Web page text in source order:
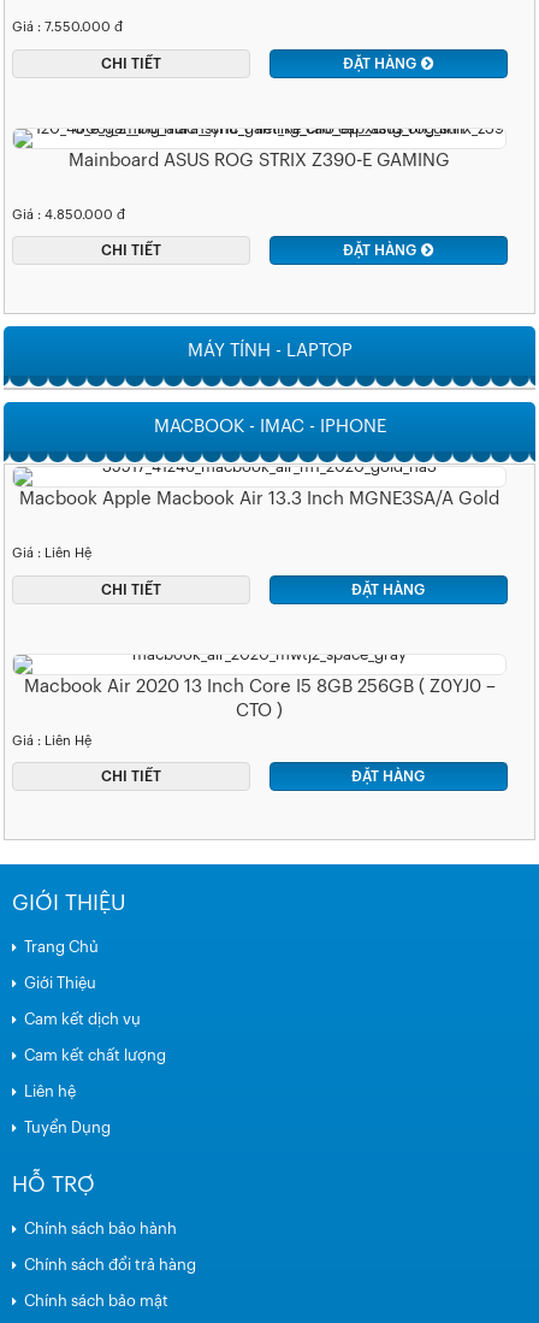
Giá : 7.550.000 đ
CHI TIẾT ĐẶT HÀNG
Mainboard ASUS ROG STRIX Z390-E GAMING
Giá : 4.850.000 đ
CHI TIẾT ĐẶT HÀNG
MÁY TÍNH - LAPTOP
MACBOOK - IMAC - IPHONE
Macbook Apple Macbook Air 13.3 Inch MGNE3SA/A Gold
Giá : Liên Hệ
CHI TIẾT ĐẶT HÀNG
Macbook Air 2020 13 Inch Core I5 8GB 256GB ( Z0YJ0 –
CTO )
Giá : Liên Hệ
CHI TIẾT ĐẶT HÀNG
GIỚI THIỆU
Trang Chủ
Giới Thiệu
Cam kết dịch vụ
Cam kết chất lượng
Liên hệ
Tuyển Dụng
HỖ TRỢ
Chính sách bảo hành
Chính sách đổi trả hàng
Chính sách bảo mật